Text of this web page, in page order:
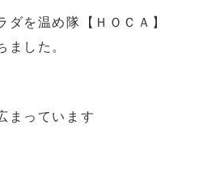
ダを温め隊【ＨＯＣＡ】
ました。
まっています